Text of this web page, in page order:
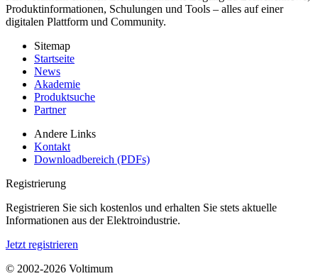
Produktinformationen, Schulungen und Tools – alles auf einer
digitalen Plattform und Community.
Sitemap
Startseite
News
Akademie
Produktsuche
Partner
Andere Links
Kontakt
Downloadbereich (PDFs)
Registrierung
Registrieren Sie sich kostenlos und erhalten Sie stets aktuelle
Informationen aus der Elektroindustrie.
Jetzt registrieren
© 2002-2026 Voltimum